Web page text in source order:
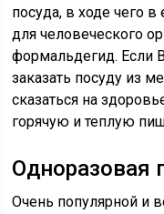
посуда, в ходе чего
для человеческого
формальдегид. Если
заказать посуду из
сказаться на
горячую и теплую
Одноразовая
Очень популярной и